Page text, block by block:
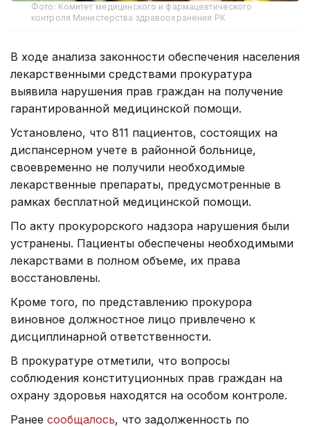
Фото: Комитет медицинского и фармацевтического
контроля Министерства здравоохранения РК
В ходе анализа законности обеспечения населения
лекарственными средствами прокуратура
выявила нарушения прав граждан на получение
гарантированной медицинской помощи.
Установлено, что 811 пациентов, состоящих на
диспансерном учете в районной больнице,
своевременно не получили необходимые
лекарственные препараты, предусмотренные в
рамках бесплатной медицинской помощи.
По акту прокурорского надзора нарушения были
устранены. Пациенты обеспечены необходимыми
лекарствами в полном объеме, их права
восстановлены.
Кроме того, по представлению прокурора
виновное должностное лицо привлечено к
дисциплинарной ответственности.
В прокуратуре отметили, что вопросы
соблюдения конституционных прав граждан на
охрану здоровья находятся на особом контроле.
Ранее сообщалось, что задолженность по